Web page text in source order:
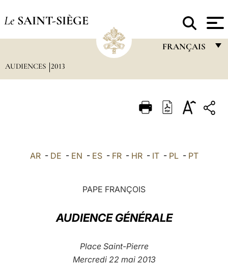
Le SAINT-SIÈGE
FRANÇAIS
ITALIANO
中文
AUDIENCES 2013
AR- DE - EN - ES- FR- HR- IT- PL- PT
PAPE FRANÇOIS
AUDIENCE GÉNÉRALE
Place Saint-Pierre
Mercredi 22 mai 2013